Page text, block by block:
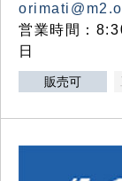
営業時間：
日
販売可